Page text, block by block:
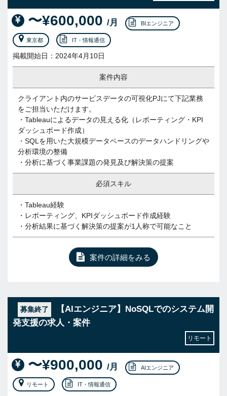
〜¥600,000 /月 BIエンジニア
東京都 IT・情報通信
掲載開始日：2024年4月10日
案件内容
クライアント内のサービスデータの可視化PJにて下記業務
をご担当いただけます。
・Tableauによるデータの見える化（レポーティング・KPI
ダッシュボード作成）
・SQLを用いた大規模データベースのデータハンドリングや
分析環境の整備
・分析に基づく事業課題の発見及び解決策の提案
必須スキル
・Tableau経験
・レポーティング、KPIダッシュボード作成経験
・分析結果に基づく解決策の提案が1人称で可能なこと
案件の詳細をみる
募集終了
【AIエンジニア】NoSQLでのシステム開
発支援の求人・案件
リモート
〜¥900,000 /月 AIエンジニア
リモート IT・情報通信